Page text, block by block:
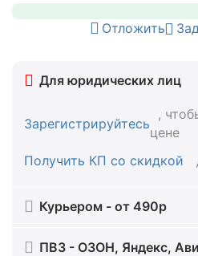
Отложить
Для юридических лиц
Зарегистрируйтесь
,
цене
Получить КП со скидкой
Курьером - от 490р
ПВЗ - ОЗОН, Яндекс,